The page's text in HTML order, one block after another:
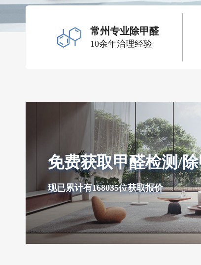
常州专业除甲醛
10余年治理经验
免费获取甲醛检测/
现已累计有168035位获取报价